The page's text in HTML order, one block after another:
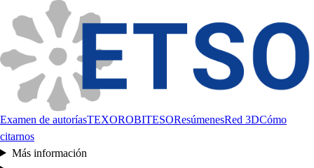
Examen de autoríasTEXOROBITESOResúmenesRed 3DCómo
citarnos
Más información